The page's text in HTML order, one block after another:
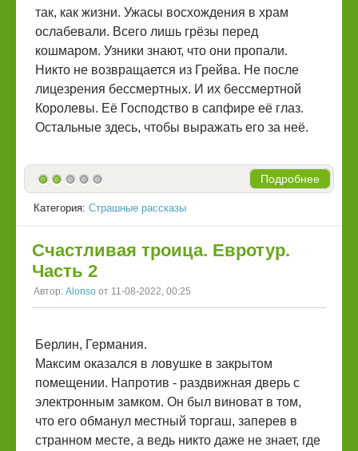
так, как жизни. Ужасы восхождения в храм
ослабевали. Всего лишь грёзы перед
кошмаром. Узники знают, что они пропали.
Никто не возвращается из Грейва. Не после
лицезрения бессмертных. И их бессмертной
Королевы. Её Господство в сапфире её глаз.
Остальные здесь, чтобы выражать его за неё.
Подробнее
Категория: Страшные рассказы
Счастливая троица. Евротур.
Часть 2
Автор: Alonso от 11-08-2022, 00:25
Берлин, Германия.
Максим оказался в ловушке в закрытом
помещении. Напротив - раздвижная дверь с
электронным замком. Он был виноват в том,
что его обманул местный торгаш, заперев в
странном месте, а ведь никто даже не знает, где